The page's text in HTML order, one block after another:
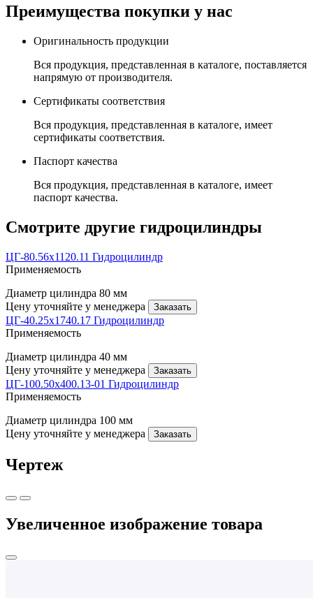
Преимущества покупки у нас
Оригинальность продукции
Вся продукция, представленная в каталоге, поставляется
напрямую от производителя.
Сертификаты соответствия
Вся продукция, представленная в каталоге, имеет
сертификаты соответствия.
Паспорт качества
Вся продукция, представленная в каталоге, имеет
паспорт качества.
Смотрите другие гидроцилиндры
ЦГ-80.56х1120.11 Гидроцилиндр
Применяемость
Диаметр цилиндра 80 мм
Цену уточняйте у менеджера
Заказать
ЦГ-40.25х1740.17 Гидроцилиндр
Применяемость
Диаметр цилиндра 40 мм
Цену уточняйте у менеджера
Заказать
ЦГ-100.50х400.13-01 Гидроцилиндр
Применяемость
Диаметр цилиндра 100 мм
Цену уточняйте у менеджера
Заказать
Чертеж
Увеличенное изображение товара